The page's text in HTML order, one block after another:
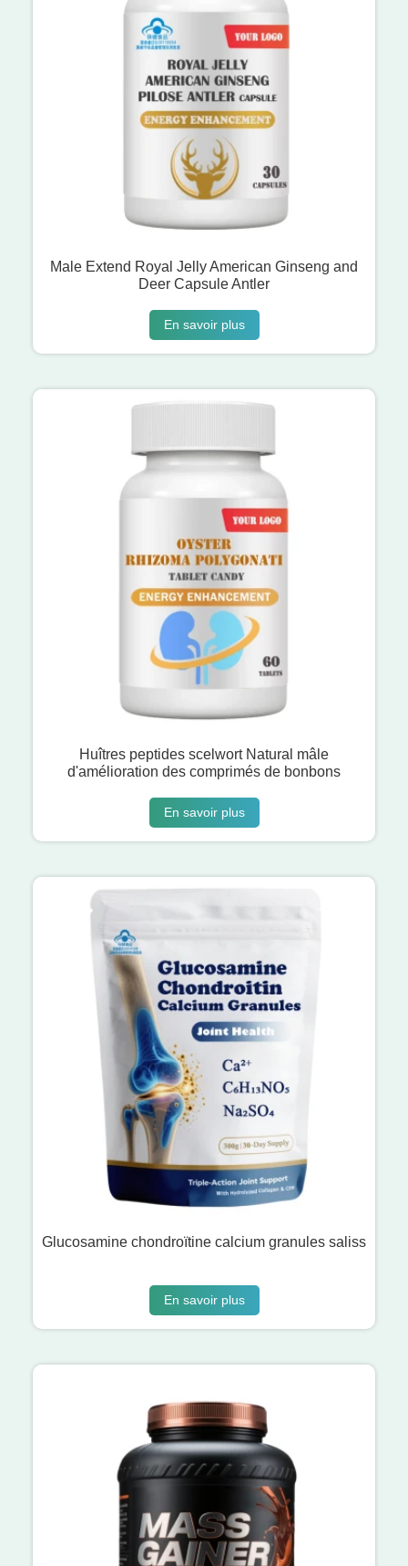
Male Extend Royal Jelly American Ginseng and
Deer Capsule Antler
En savoir plus
Huîtres peptides scelwort Natural mâle
d'amélioration des comprimés de bonbons
En savoir plus
Glucosamine chondroïtine calcium granules saliss
En savoir plus